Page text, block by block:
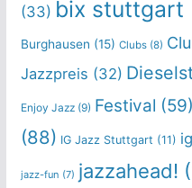
(33) bix stuttgart
Burghausen (15) Clubs(8)
Jazzpreis (32)
Enjoy Jazz(9) Festival (59)
(88) IG Jazz Stuttgart (11)
jazz-fun (7) jazzahead!